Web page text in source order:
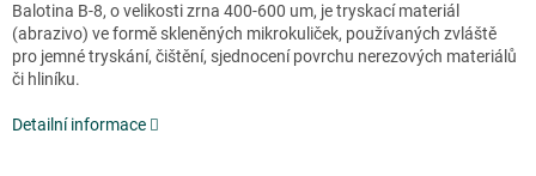
Balotina B-8, o velikosti zrna 400-600 um, je tryskací materiál
(abrazivo) ve formě skleněných mikrokuliček, používaných zvláště
pro jemné tryskání, čištění, sjednocení povrchu nerezových materiálů
či hliníku.
Detailní informace